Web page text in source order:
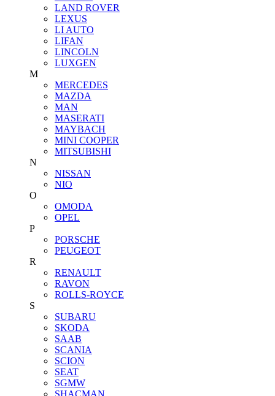
LAND ROVER
LEXUS
LI AUTO
LIFAN
LINCOLN
LUXGEN
M
MERCEDES
MAZDA
MAN
MASERATI
MAYBACH
MINI COOPER
MITSUBISHI
N
NISSAN
NIO
O
OMODA
OPEL
P
PORSCHE
PEUGEOT
R
RENAULT
RAVON
ROLLS-ROYCE
S
SUBARU
SKODA
SAAB
SCANIA
SCION
SEAT
SGMW
SHACMAN